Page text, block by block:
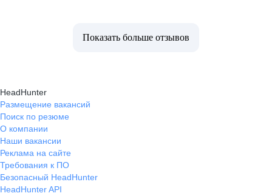
Показать больше отзывов
HeadHunter
Размещение вакансий
Поиск по резюме
О компании
Наши вакансии
Реклама на сайте
Требования к ПО
Безопасный HeadHunter
HeadHunter API